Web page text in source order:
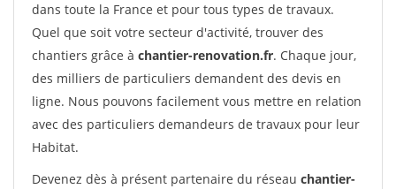
dans toute la France et pour tous types de travaux.
Quel que soit votre secteur d'activité, trouver des
chantiers grâce à chantier-renovation.fr. Chaque jour,
des milliers de particuliers demandent des devis en
ligne. Nous pouvons facilement vous mettre en relation
avec des particuliers demandeurs de travaux pour leur
Habitat.
Devenez dès à présent partenaire du réseau chantier-